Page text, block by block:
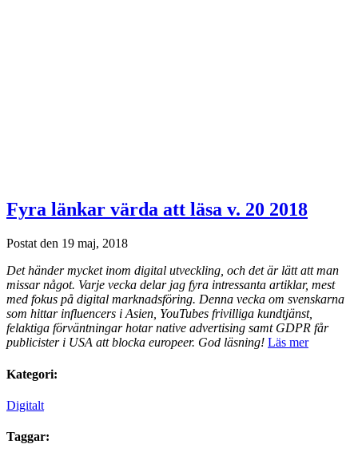
Fyra länkar värda att läsa v. 20 2018
Postat den 19 maj, 2018
Det händer mycket inom digital utveckling, och det är lätt att man
missar något. Varje vecka delar jag fyra intressanta artiklar, mest
med fokus på digital marknadsföring. Denna vecka om svenskarna
som hittar influencers i Asien, YouTubes frivilliga kundtjänst,
felaktiga förväntningar hotar native advertising samt GDPR får
publicister i USA att blocka europeer. God läsning! Läs mer
Kategori:
Digitalt
Taggar: